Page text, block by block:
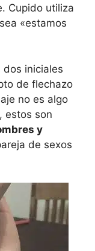
Cupido utiliza
«estamos
dos iniciales
de flechazo
no es algo
estos son
y
de sexos